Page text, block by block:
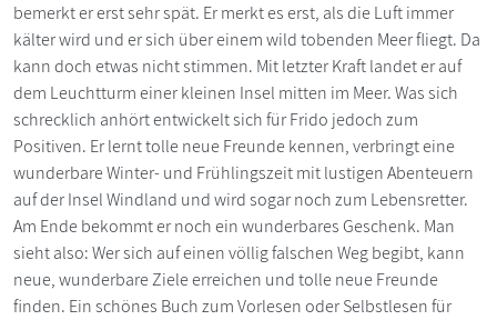
bemerkt er erst sehr spät. Er merkt es erst, als die Luft immer
kälter wird und er sich über einem wild tobenden Meer fliegt. Da
kann doch etwas nicht stimmen. Mit letzter Kraft landet er auf
dem Leuchtturm einer kleinen Insel mitten im Meer. Was sich
schrecklich anhört entwickelt sich für Frido jedoch zum
Positiven. Er lernt tolle neue Freunde kennen, verbringt eine
wunderbare Winter- und Frühlingszeit mit lustigen Abenteuern
auf der Insel Windland und wird sogar noch zum Lebensretter.
Am Ende bekommt er noch ein wunderbares Geschenk. Man
sieht also: Wer sich auf einen völlig falschen Weg begibt, kann
neue, wunderbare Ziele erreichen und tolle neue Freunde
finden. Ein schönes Buch zum Vorlesen oder Selbstlesen für